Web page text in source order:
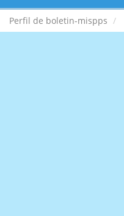
Perfil de boletin-mispps